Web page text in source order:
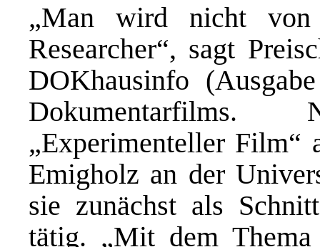
„Man wird nicht von
Researcher“, sagt
DOKhausinfo
„Experimenteller Film“
Emigholz an der
sie zunächst als
tätig. „Mit dem